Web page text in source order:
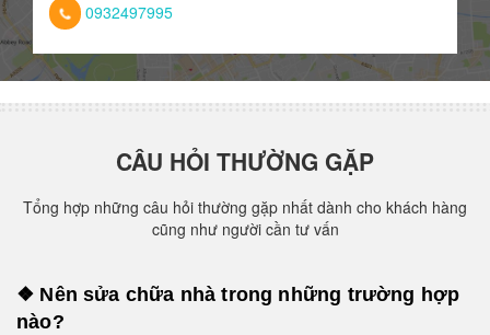
0932497995
CÂU HỎI THƯỜNG GẶP
Tổng hợp những câu hỏi thường gặp nhất dành cho khách hàng
cũng như người cần tư vấn
❖ Nên sửa chữa nhà trong những trường hợp
nào?